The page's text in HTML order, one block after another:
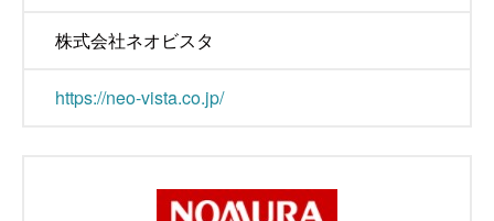
株式会社ネオビスタ
https://neo-vista.co.jp/